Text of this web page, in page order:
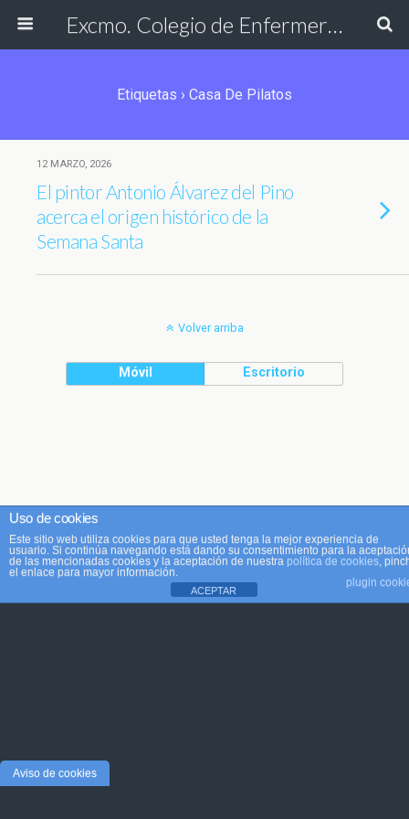
Excmo. Colegio de Enfermería de Cádiz
Etiquetas › Casa De Pilatos
12 MARZO, 2026
El pintor Antonio Álvarez del Pino
acerca el origen histórico de la
Semana Santa
Volver arriba
Móvil Escritorio
Uso de cookies
Este sitio web utiliza cookies para que usted tenga la mejor experiencia de
usuario. Si continúa navegando está dando su consentimiento para la
de las mencionadas cookies y la aceptación de nuestra política de cookies,
el enlace para mayor información.
plugin
ACEPTAR
Aviso de cookies